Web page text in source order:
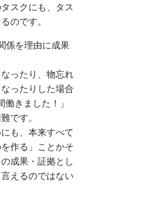
スクにも、タス
のです。
係を理由に成果
ったり、物忘れ
ったりした場合
きました！」
です。
も、本来すべて
作る」ことかそ
成果・証拠とし
えるのではない